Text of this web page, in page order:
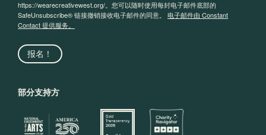
https://wearecreativewest.org/。您可以随时使用每封电子邮件底部的
SafeUnsubscribe® 链接撤销接收电子邮件的同意。 电子邮件由 Constant
Contact 提供服务。
报名！
部分支持方